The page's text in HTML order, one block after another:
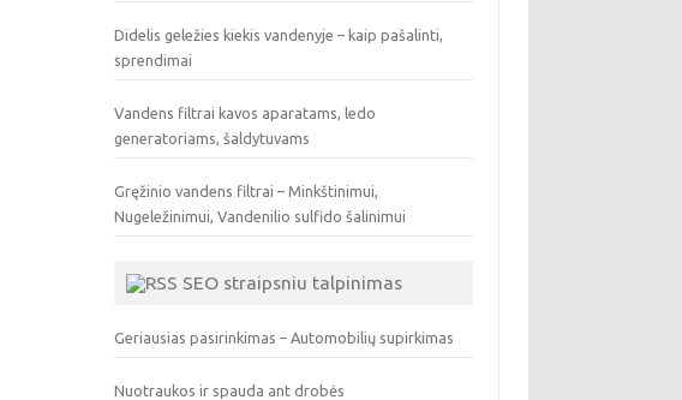
Didelis geležies kiekis vandenyje – kaip pašalinti,
sprendimai
Vandens filtrai kavos aparatams, ledo
generatoriams, šaldytuvams
Gręžinio vandens filtrai – Minkštinimui,
Nugeležinimui, Vandenilio sulfido šalinimui
SEO straipsniu talpinimas
Geriausias pasirinkimas – Automobilių supirkimas
Nuotraukos ir spauda ant drobės